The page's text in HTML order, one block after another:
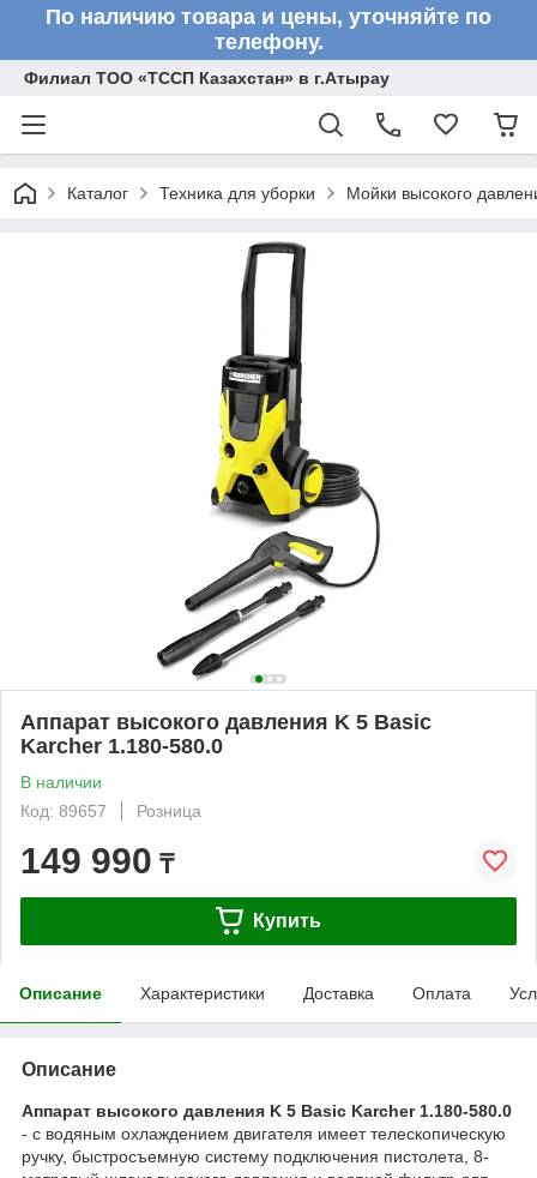
По наличию товара и цены, уточняйте по
телефону.
Филиал ТОО «ТССП Казахстан» в г.Атырау
Каталог Техника для уборки Мойки высокого
Аппарат высокого давления K 5 Basic
Karcher 1.180-580.0
В наличии
Код: 89657
Розница
149 990 ₸
Купить
Описание Характеристики Доставка Оплата
Описание
Аппарат высокого давления K 5 Basic Karcher 1.180-580.0
- с водяным охлаждением двигателя имеет телескопическую
ручку, быстросъемную систему подключения пистолета, 8-